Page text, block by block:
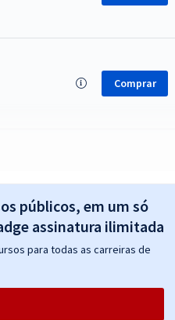
Comprar
públicos, em um só
para todas as carreiras de